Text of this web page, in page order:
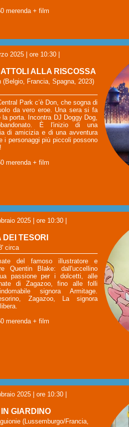
merenda + film
2025 | ore 10:30
ALLA RISCOSSA
(Belgio, Francia, Spagna, 2023)
Park c’è Don, che sogna di
da vero eroe. Una sera si fa
porta. Incontra DJ Doggy Dog,
È l'inizio di una
di amicizia e di una avventura
i personaggi più piccoli possono
merenda + film
2025 | ore 10:30
TESORI
circa
del famoso illustratore e
Quentin Blake: dall'uccellino
passione per i dolcetti, alle
di Zagazoo, fino alle folli
signora Armitage.
Zagazoo, La signora
merenda + film
2025 | ore 10:30
GIARDINO
(Lussemburgo/Francia,